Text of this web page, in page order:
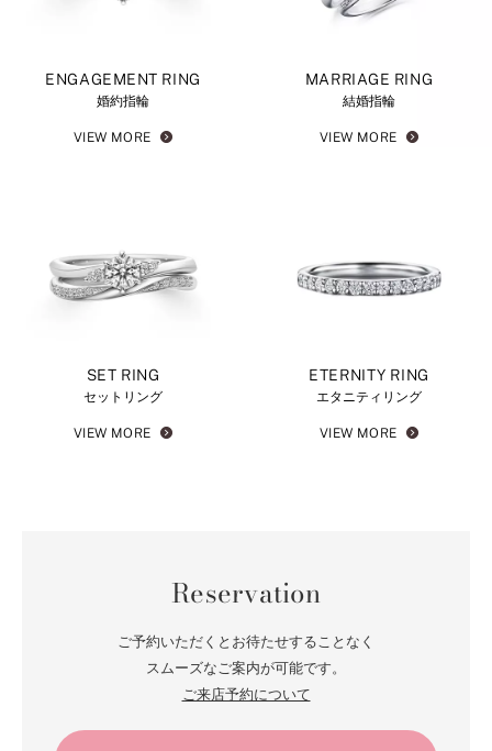
ENGAGEMENT RING
婚約指輪
VIEW MORE
MARRIAGE RING
結婚指輪
VIEW MORE
SET RING
セットリング
VIEW MORE
ETERNITY RING
エタニティリング
VIEW MORE
Reservation
ご予約いただくとお待たせすることなく
スムーズなご案内が可能です。
ご来店予約について